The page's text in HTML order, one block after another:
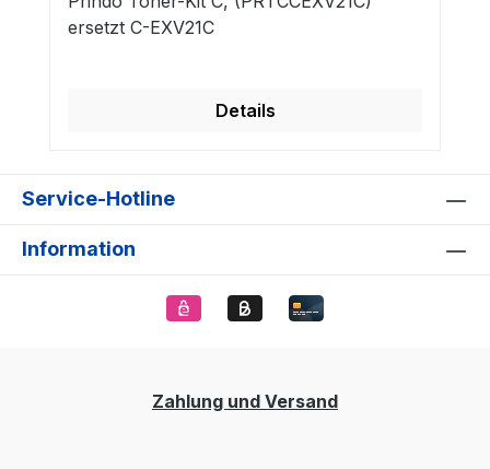
ersetzt C-EXV21C
Details
Service-Hotline
Information
Zahlung und Versand